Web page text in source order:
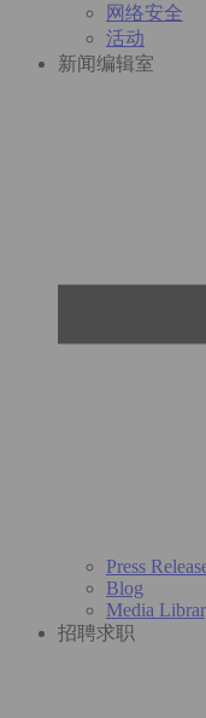
网络安全
活动
新闻编辑室
Press
Blog
Media
招聘求职